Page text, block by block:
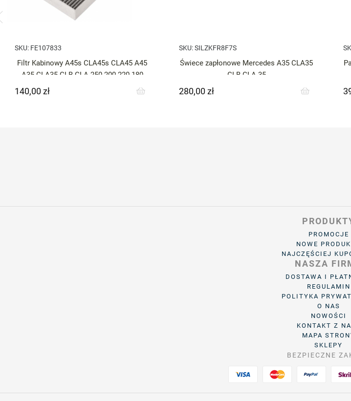
SKU: FE107833
Filtr Kabinowy A45s CLA45s CLA45 A45
A35 CLA35 GLB GLA 250 200 220 180
Cena
140,00 zł
SKU:SILZKFR8F7S
Świece zapłonowe Mercedes A35 CLA35
GLB GLA 35
Cena
280,00 zł
PROMOCJE
NOWE
NAJCZĘŚCIEJ
NASZA
DOSTAWA I
REGULAMIN
POLITYKA
O NAS
NOWOŚCI
KONTAKT Z
MAPA
SKLEPY
BEZPIECZNE